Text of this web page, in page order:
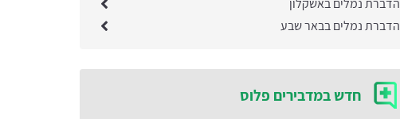
הדברת נמלים באשקלון
הדברת נמלים בבאר שבע
חדש במדבירים פלוס